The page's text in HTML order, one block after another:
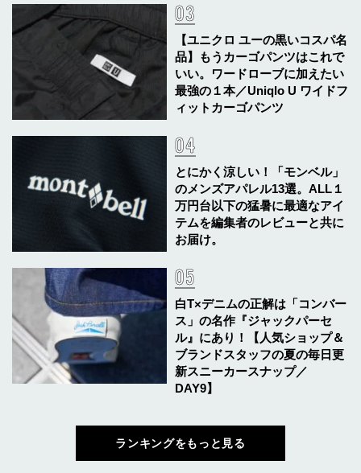
【ユニクロ ユーの黒いコスパ名
品】もうカーゴパンツはこれで
いい。ワードローブに加えたい
最強の１本／Uniqlo U ワイドフ
ィットカーゴパンツ
とにかく涼しい！「モンベル」
のメンズアパレル13選。ALL１
万円台以下の猛暑に最適なアイ
テムを編集者のレビューと共に
お届け。
白T×デニムの正解は「コンバー
ス」の名作『ジャックパーセ
ル』にあり！【人気ショップ＆
ブランドスタッフの夏の毎日更
新スニーカースナップ／
DAY9】
ランキングをもっと見る